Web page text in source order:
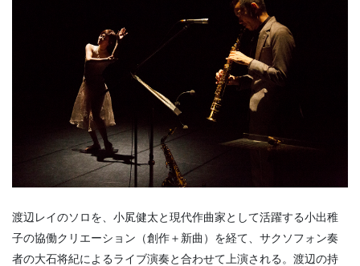
渡辺レイのソロを、小㞍健太と現代作曲家として活躍する小出稚
子の協働クリエーション（創作＋新曲）を経て、サクソフォン奏
者の大石将紀によるライブ演奏と合わせて上演される。渡辺の持